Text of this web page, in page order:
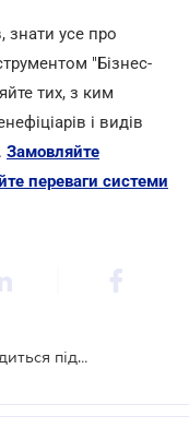
знати усе про
"Бізнес-
тих, з ким
і видів
Замовляйте
переваги системи
Податкові перевірки 2021: хто знаходиться під пильною увагою ДПС